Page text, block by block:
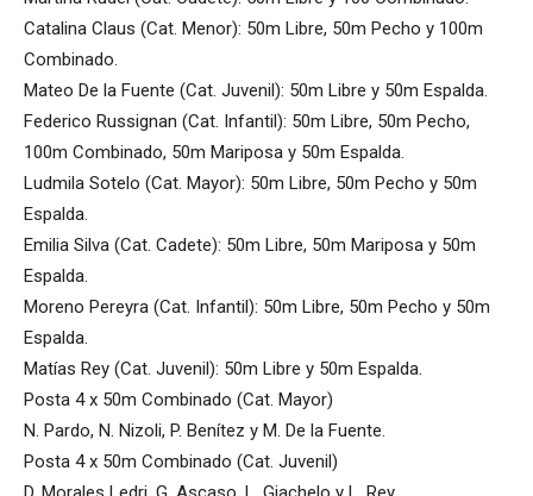
Catalina Claus (Cat. Menor): 50m Libre, 50m Pecho y 100m
Combinado.
Mateo De la Fuente (Cat. Juvenil): 50m Libre y 50m Espalda.
Federico Russignan (Cat. Infantil): 50m Libre, 50m Pecho,
100m Combinado, 50m Mariposa y 50m Espalda.
Ludmila Sotelo (Cat. Mayor): 50m Libre, 50m Pecho y 50m
Espalda.
Emilia Silva (Cat. Cadete): 50m Libre, 50m Mariposa y 50m
Espalda.
Moreno Pereyra (Cat. Infantil): 50m Libre, 50m Pecho y 50m
Espalda.
Matías Rey (Cat. Juvenil): 50m Libre y 50m Espalda.
Posta 4 x 50m Combinado (Cat. Mayor)
N. Pardo, N. Nizoli, P. Benítez y M. De la Fuente.
Posta 4 x 50m Combinado (Cat. Juvenil)